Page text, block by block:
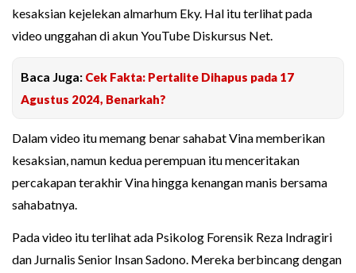
kesaksian kejelekan almarhum Eky. Hal itu terlihat pada
video unggahan di akun YouTube Diskursus Net.
Baca Juga: Cek Fakta: Pertalite Dihapus pada 17
Agustus 2024, Benarkah?
Dalam video itu memang benar sahabat Vina memberikan
kesaksian, namun kedua perempuan itu menceritakan
percakapan terakhir Vina hingga kenangan manis bersama
sahabatnya.
Pada video itu terlihat ada Psikolog Forensik Reza Indragiri
dan Jurnalis Senior Insan Sadono. Mereka berbincang dengan